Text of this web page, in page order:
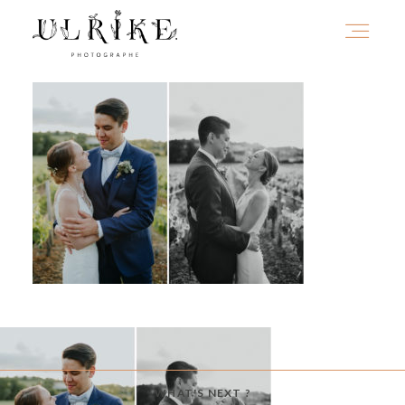
WHAT'S NEXT ?
A PROPOS
PORTFOLIO
JOURNAL